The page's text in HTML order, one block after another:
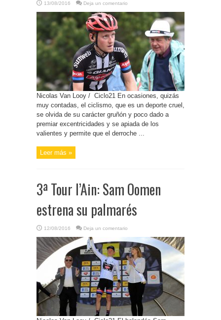
13/08/2016 Deja un comentario
Nicolas Van Looy / Ciclo21 En ocasiones, quizás
muy contadas, el ciclismo, que es un deporte cruel,
se olvida de su carácter gruñón y poco dado a
premiar excentricidades y se apiada de los
valientes y permite que el derroche ...
Leer más »
3ª Tour l’Ain: Sam Oomen
estrena su palmarés
12/08/2016 Deja un comentario